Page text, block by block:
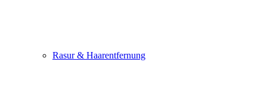
Rasur & Haarentfernung